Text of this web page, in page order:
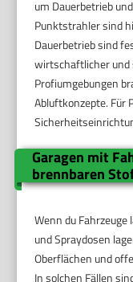
um Dauerbetrieb
Punktstrahler sind
Dauerbetrieb sind
wirtschaftlicher und
Profiumgebungen
Abluftkonzepte. Für
Garagen mit
brennbaren
Wenn du
und Spraydosen
Oberflächen und
In solchen Fällen